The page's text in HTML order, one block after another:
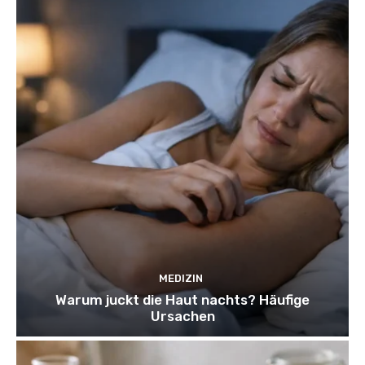
MEDIZIN
Warum juckt die Haut nachts? Häufige
Ursachen